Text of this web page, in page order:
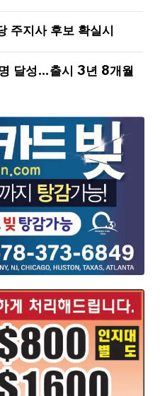
주지사 후보 확실시
달성…출시 3년 8개월